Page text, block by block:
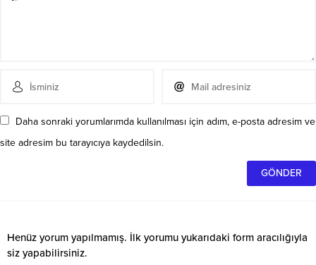
Daha sonraki yorumlarımda kullanılması için adım, e-posta adresim ve
site adresim bu tarayıcıya kaydedilsin.
Henüz yorum yapılmamış. İlk yorumu yukarıdaki form aracılığıyla
siz yapabilirsiniz.